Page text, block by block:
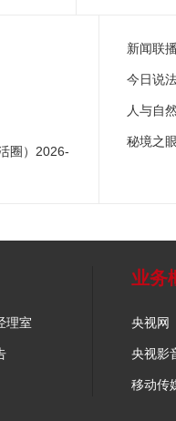
圈）2026-
新闻联
今日说
人与自
秘境之
理室
业务
央视网
央视影
移动传